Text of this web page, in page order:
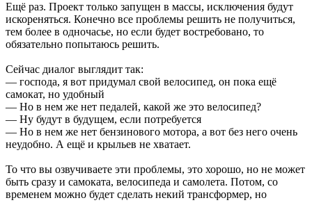
Ещё раз. Проект только запущен в массы, исключения будут
искореняться. Конечно все проблемы решить не получиться,
тем более в одночасье, но если будет востребовано, то
обязательно попытаюсь решить.
Сейчас диалог выглядит так:
— господа, я вот придумал свой велосипед, он пока ещё
самокат, но удобный
— Но в нем же нет педалей, какой же это велосипед?
— Ну будут в будущем, если потребуется
— Но в нем же нет бензинового мотора, а вот без него очень
неудобно. А ещё и крыльев не хватает.
То что вы озвучиваете эти проблемы, это хорошо, но не может
быть сразу и самоката, велосипеда и самолета. Потом, со
временем можно будет сделать некий трансформер, но